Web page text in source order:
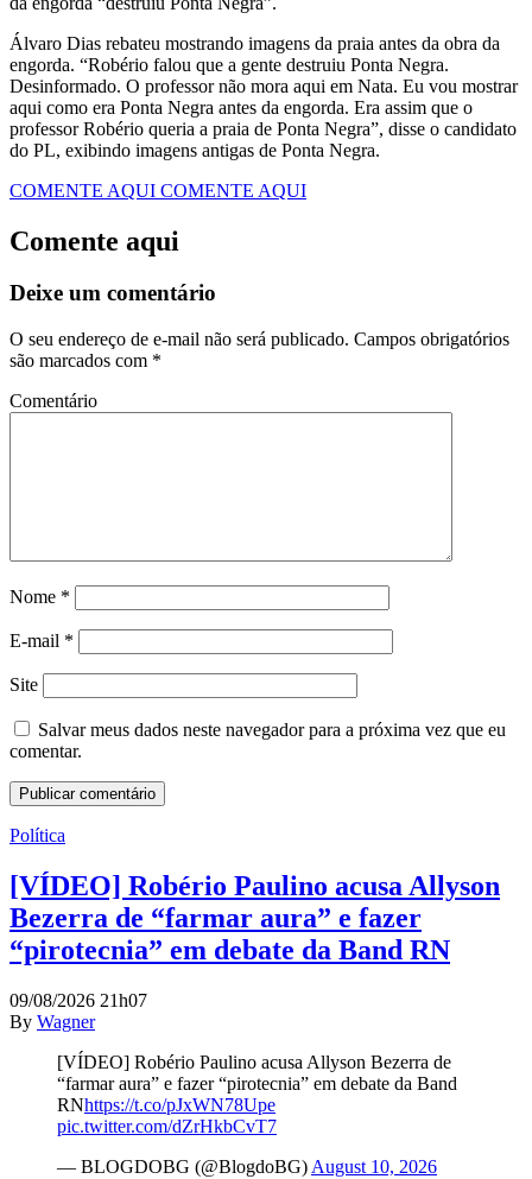
Álvaro Dias rebateu mostrando imagens da praia antes da obra da
engorda. “Robério falou que a gente destruiu Ponta Negra.
Desinformado. O professor não mora aqui em Nata. Eu vou mostrar
aqui como era Ponta Negra antes da engorda. Era assim que o
professor Robério queria a praia de Ponta Negra”, disse o candidato
do PL, exibindo imagens antigas de Ponta Negra.
COMENTE AQUI COMENTE AQUI
Comente aqui
Deixe um comentário
O seu endereço de e-mail não será publicado. Campos obrigatórios
são marcados com *
Comentário
Nome *
E-mail *
Site
Salvar meus dados neste navegador para a próxima vez que eu
comentar.
Política
[VÍDEO] Robério Paulino acusa Allyson
Bezerra de “farmar aura” e fazer
“pirotecnia” em debate da Band RN
09/08/2026 21h07
By Wagner
[VÍDEO] Robério Paulino acusa Allyson Bezerra de
“farmar aura” e fazer “pirotecnia” em debate da Band
RNhttps://t.co/pJxWN78Upe
pic.twitter.com/dZrHkbCvT7
— BLOGDOBG (@BlogdoBG) August 10, 2026